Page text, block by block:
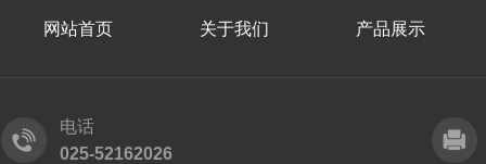
网站首页 关于我们 产品展示
电话
025-52162026